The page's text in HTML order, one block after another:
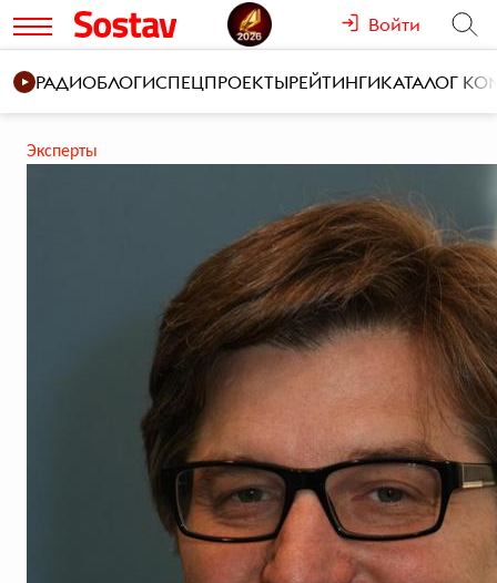
Войти
РАДИОБЛОГИСПЕЦПРОЕКТЫРЕЙТИНГИКАТАЛОГ
Эксперты